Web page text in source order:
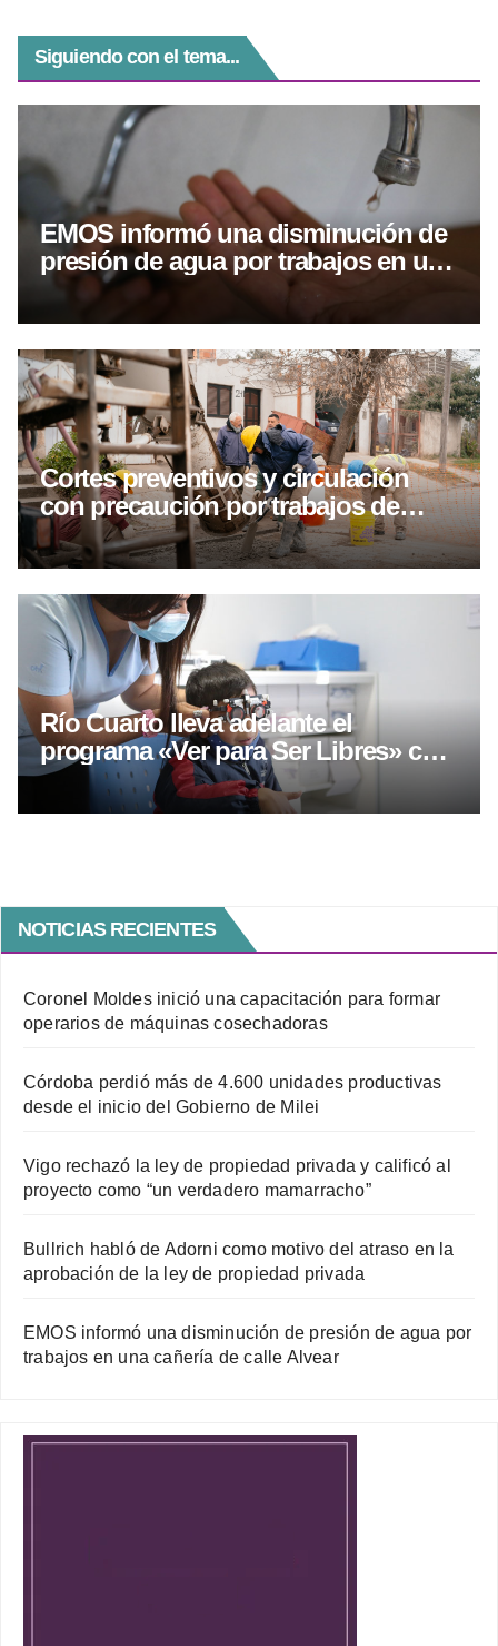
Siguiendo con el tema...
EMOS informó una disminución de
presión de agua por trabajos en una
cañería de calle Alvear
Cortes preventivos y circulación
con precaución por trabajos de
hormigonado y asfaltado
Río Cuarto lleva adelante el
programa «Ver para Ser Libres» con
controles oftalmológicos y entrega
gratuita de lentes
NOTICIAS RECIENTES
Coronel Moldes inició una capacitación para formar
operarios de máquinas cosechadoras
Córdoba perdió más de 4.600 unidades productivas
desde el inicio del Gobierno de Milei
Vigo rechazó la ley de propiedad privada y calificó al
proyecto como “un verdadero mamarracho”
Bullrich habló de Adorni como motivo del atraso en la
aprobación de la ley de propiedad privada
EMOS informó una disminución de presión de agua por
trabajos en una cañería de calle Alvear